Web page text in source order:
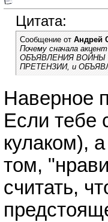
Цитата:
Сообщение отАндрей
Почему сначала
ОБЪЯВЛЕНИЯ ВОЙНЫ и
ПРЕТЕНЗИИ, и
Наверное
Если тебе
кулаком),
том,
считать,